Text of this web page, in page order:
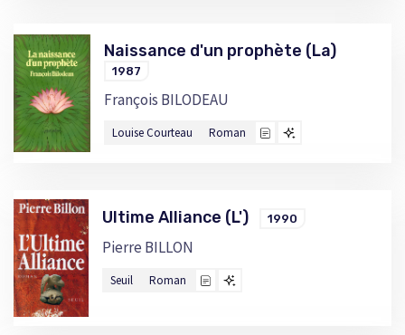
Naissance d'un prophète (La)
1987
François BILODEAU
Louise Courteau Roman
Ultime Alliance (L') 1990
Pierre BILLON
Seuil Roman